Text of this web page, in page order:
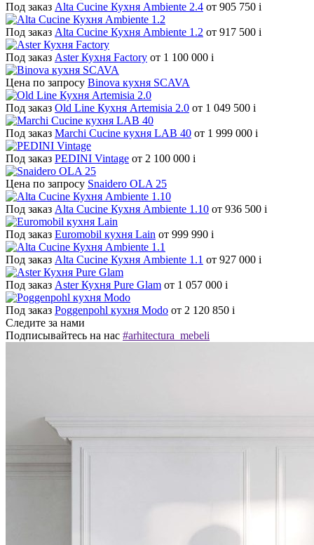
Под заказ Alta Cucine Кухня Ambiente 2.4 от 905 750 i
Под заказ Alta Cucine Кухня Ambiente 1.2 от 917 500 i
Под заказ Aster Кухня Factory от 1 100 000 i
Цена по запросу Binova кухня SCAVA
Под заказ Old Line Кухня Artemisia 2.0 от 1 049 500 i
Под заказ Marchi Cucine кухня LAB 40 от 1 999 000 i
Под заказ PEDINI Vintage от 2 100 000 i
Цена по запросу Snaidero OLA 25
Под заказ Alta Cucine Кухня Ambiente 1.10 от 936 500 i
Под заказ Euromobil кухня Lain от 999 990 i
Под заказ Alta Cucine Кухня Ambiente 1.1 от 927 000 i
Под заказ Aster Кухня Pure Glam от 1 057 000 i
Под заказ Poggenpohl кухня Modo от 2 120 850 i
Следите за нами
Подписывайтесь на нас #arhitectura_mebeli